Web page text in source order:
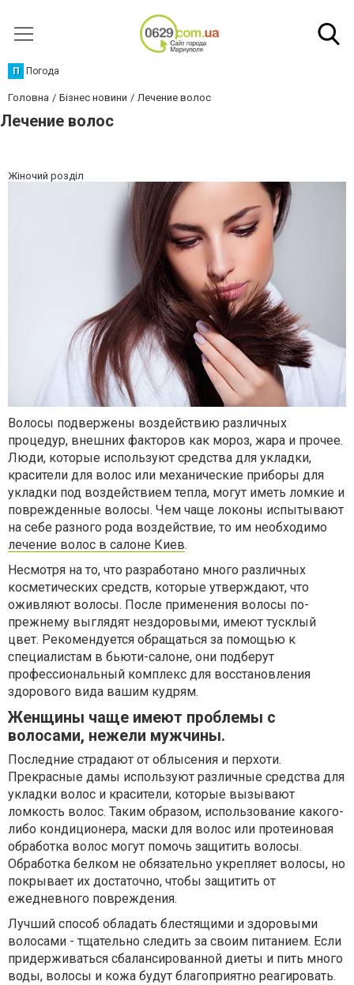
П Погода
Головна Бізнес новини Лечение волос
Лечение волос
Жіночий розділ
Волосы подвержены воздействию различных
процедур, внешних факторов как мороз, жара и прочее.
Люди, которые используют средства для укладки,
красители для волос или механические приборы для
укладки под воздействием тепла, могут иметь ломкие и
поврежденные волосы. Чем чаще локоны испытывают
на себе разного рода воздействие, то им необходимо
лечение волос в салоне Киев.
Несмотря на то, что разработано много различных
косметических средств, которые утверждают, что
оживляют волосы. После применения волосы по-
прежнему выглядят нездоровыми, имеют тусклый
цвет. Рекомендуется обращаться за помощью к
специалистам в бьюти-салоне, они подберут
профессиональный комплекс для восстановления
здорового вида вашим кудрям.
Женщины чаще имеют проблемы с
волосами, нежели мужчины.
Последние страдают от облысения и перхоти.
Прекрасные дамы используют различные средства для
укладки волос и красители, которые вызывают
ломкость волос. Таким образом, использование какого-
либо кондиционера, маски для волос или протеиновая
обработка волос могут помочь защитить волосы.
Обработка белком не обязательно укрепляет волосы, но
покрывает их достаточно, чтобы защитить от
ежедневного повреждения.
Лучший способ обладать блестящими и здоровыми
волосами - тщательно следить за своим питанием. Если
придерживаться сбалансированной диеты и пить много
воды, волосы и кожа будут благоприятно реагировать.